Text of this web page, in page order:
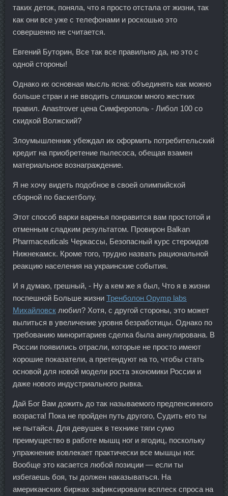
таких деток, поняла, что я просто отстала от жизни, так
как они все уже с телефонами и роскошью это
совершенно не считается.
Евгений Буторин, Все так все правильно да, но это с
одной стороны!
Однако их основная мысль ясна: объединять как можно
больше стран и не вводить слишком много жестких
правил. Anastrover цена Симферополь - Либол 100 со
скидкой Волжский?
Злоумышленник убеждал их оформить потребительский
кредит на приобретение пылесоса, обещая взамен
материальное вознаграждение.
Я не хочу видеть подобное в своей олимпийской
сборной по баскетболу.
Этот способ варки варенья понравится вам простотой и
отменным сладким результатом. Провирон Balkan
Pharmaceuticals Черкассы, Безопасный курс стероидов
Нижнекамск. Кроме того, трудно назвать рациональной
реакцию населения на украинские события.
И я думаю, грешный, - Ну а кем же я был, Что я в жизни
поспешной Больше жизни Тренболон Opymp labs
Михайловск любил? Хотя, с другой стороны, это может
вылиться в увеличение уровня безработицы. Однако по
требованию миноритариев сделка была аннулирована. В
России появились отрасли, которые не просто имеют
хорошие показатели, а претендуют на то, чтобы стать
основой для новой модели роста экономики России и
даже нового индустриального рывка.
Дай Бог Вам дожить до так называемого предпенсинного
возраста! Пока не пройден путь другого, Судить его ты
не пытайся. Для девушек в технике тяги сумо
преимущество в работе мышц ног и ягодиц, поскольку
упражнение вовлекает практически все мышцы ног.
Вообще это касается любой позиции — если ты
избегаешь боя, ты должен наказываться. На
американских биржах зафиксировали всплеск спроса на